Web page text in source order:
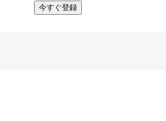
今すぐ登録